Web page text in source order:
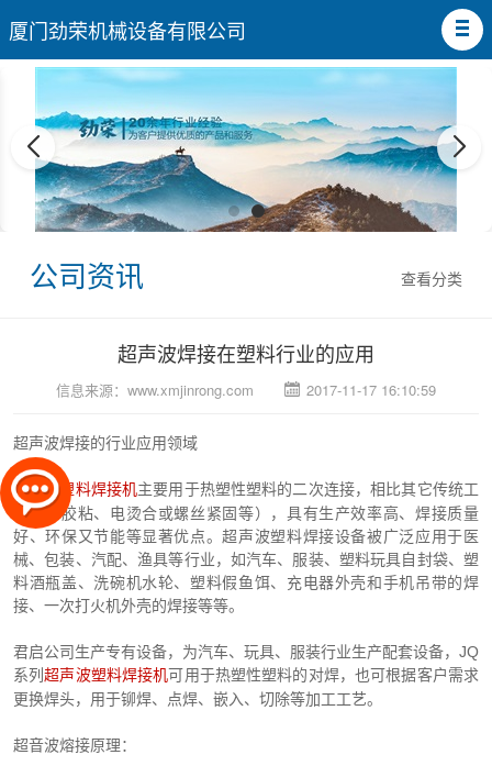
厦门劲荣机械设备有限公司
查看分类
公司资讯
超声波焊接在塑料行业的应用
信息来源： www.xmjinrong.com 2017-11-17 16:10:59
超声波焊接的行业应用领域
超声波塑料焊接机主要用于热塑性塑料的二次连接，相比其它传统工
艺（如胶粘、电烫合或螺丝紧固等），具有生产效率高、焊接质量
好、环保又节能等显著优点。超声波塑料焊接设备被广泛应用于医
械、包装、汽配、渔具等行业，如汽车、服装、塑料玩具自封袋、塑
料酒瓶盖、洗碗机水轮、塑料假鱼饵、充电器外壳和手机吊带的焊
接、一次打火机外壳的焊接等等。
君启公司生产专有设备，为汽车、玩具、服装行业生产配套设备，JQ
系列超声波塑料焊接机可用于热塑性塑料的对焊，也可根据客户需求
更换焊头，用于铆焊、点焊、嵌入、切除等加工工艺。
超音波熔接原理：